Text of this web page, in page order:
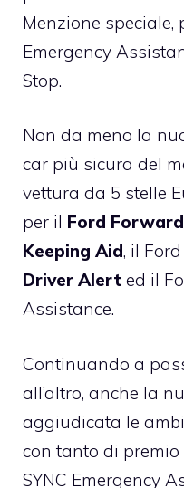
Menzione speciale,
Emergency
Stop.
Non da meno la
car più sicura del
vettura da 5 stelle
per il Ford
Keeping Aid, il
Driver Alert ed il
Assistance.
Continuando a
all’altro, anche la
aggiudicata le
con tanto di
SYNC Emergency